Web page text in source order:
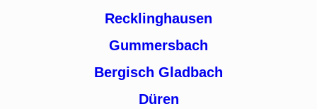
Recklinghausen
Gummersbach
Bergisch Gladbach
Düren